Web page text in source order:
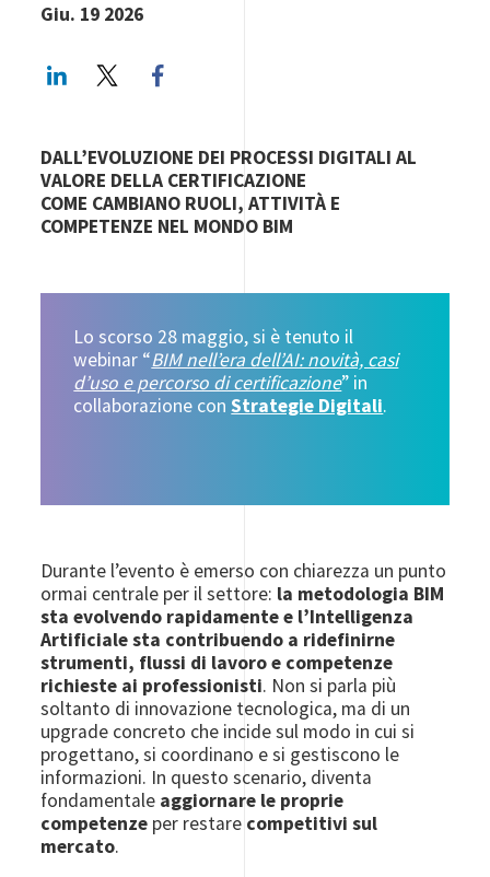
Giu. 19 2026
LinkedInTwitter
DALL’EVOLUZIONE DEI PROCESSI DIGITALI AL
VALORE DELLA CERTIFICAZIONE
COME CAMBIANO RUOLI, ATTIVITÀ E
COMPETENZE NEL MONDO BIM
Lo scorso 28 maggio, si è tenuto il
webinar “BIM nell’era dell’AI: novità, casi
d’uso e percorso di certificazione” in
collaborazione conStrategie Digitali.
Durante l’evento è emerso con chiarezza un punto
ormai centrale per il settore: la metodologia BIM
sta evolvendo rapidamente e l’Intelligenza
Artificiale sta contribuendo a ridefinirne
strumenti, flussi di lavoro e competenze
richieste ai professionisti. Non si parla più
soltanto di innovazione tecnologica, ma di un
upgrade concreto che incide sul modo in cui si
progettano, si coordinano e si gestiscono le
informazioni. In questo scenario, diventa
fondamentale aggiornare le proprie
competenze per restare competitivi sul
mercato.